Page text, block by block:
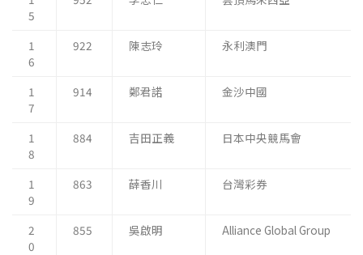
5
1
6
922 陳志玲 永利澳門
1
7
914 鄭君諾 金沙中國
1
8
884 吉田正義 日本中央競馬會
1
9
863 薛香川 台灣彩券
2
0
855 吳啟明 Alliance Global Group